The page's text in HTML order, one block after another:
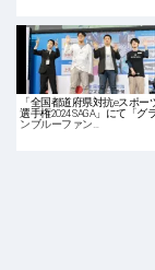
「全国都道府県対抗eスポー
選手権2024 SAGA」にて「グ
ンブルーファン…